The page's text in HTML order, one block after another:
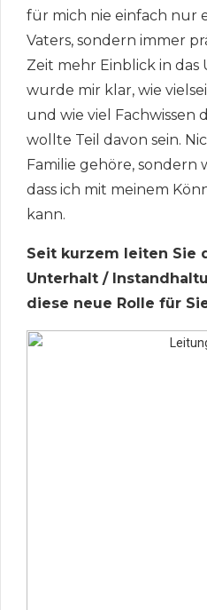
für mich nie einfach nur
Vaters, sondern immer
Zeit mehr Einblick in
wurde mir klar, wie
und wie viel Fachwissen
wollte Teil davon sein.
Familie gehöre,
dass ich mit meinem
kann.
Seit kurzem leiten Sie
Unterhalt /
diese neue Rolle für